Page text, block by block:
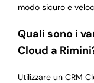
modo sicuro e
Quali sono i
Cloud a
Utilizzare un CRM